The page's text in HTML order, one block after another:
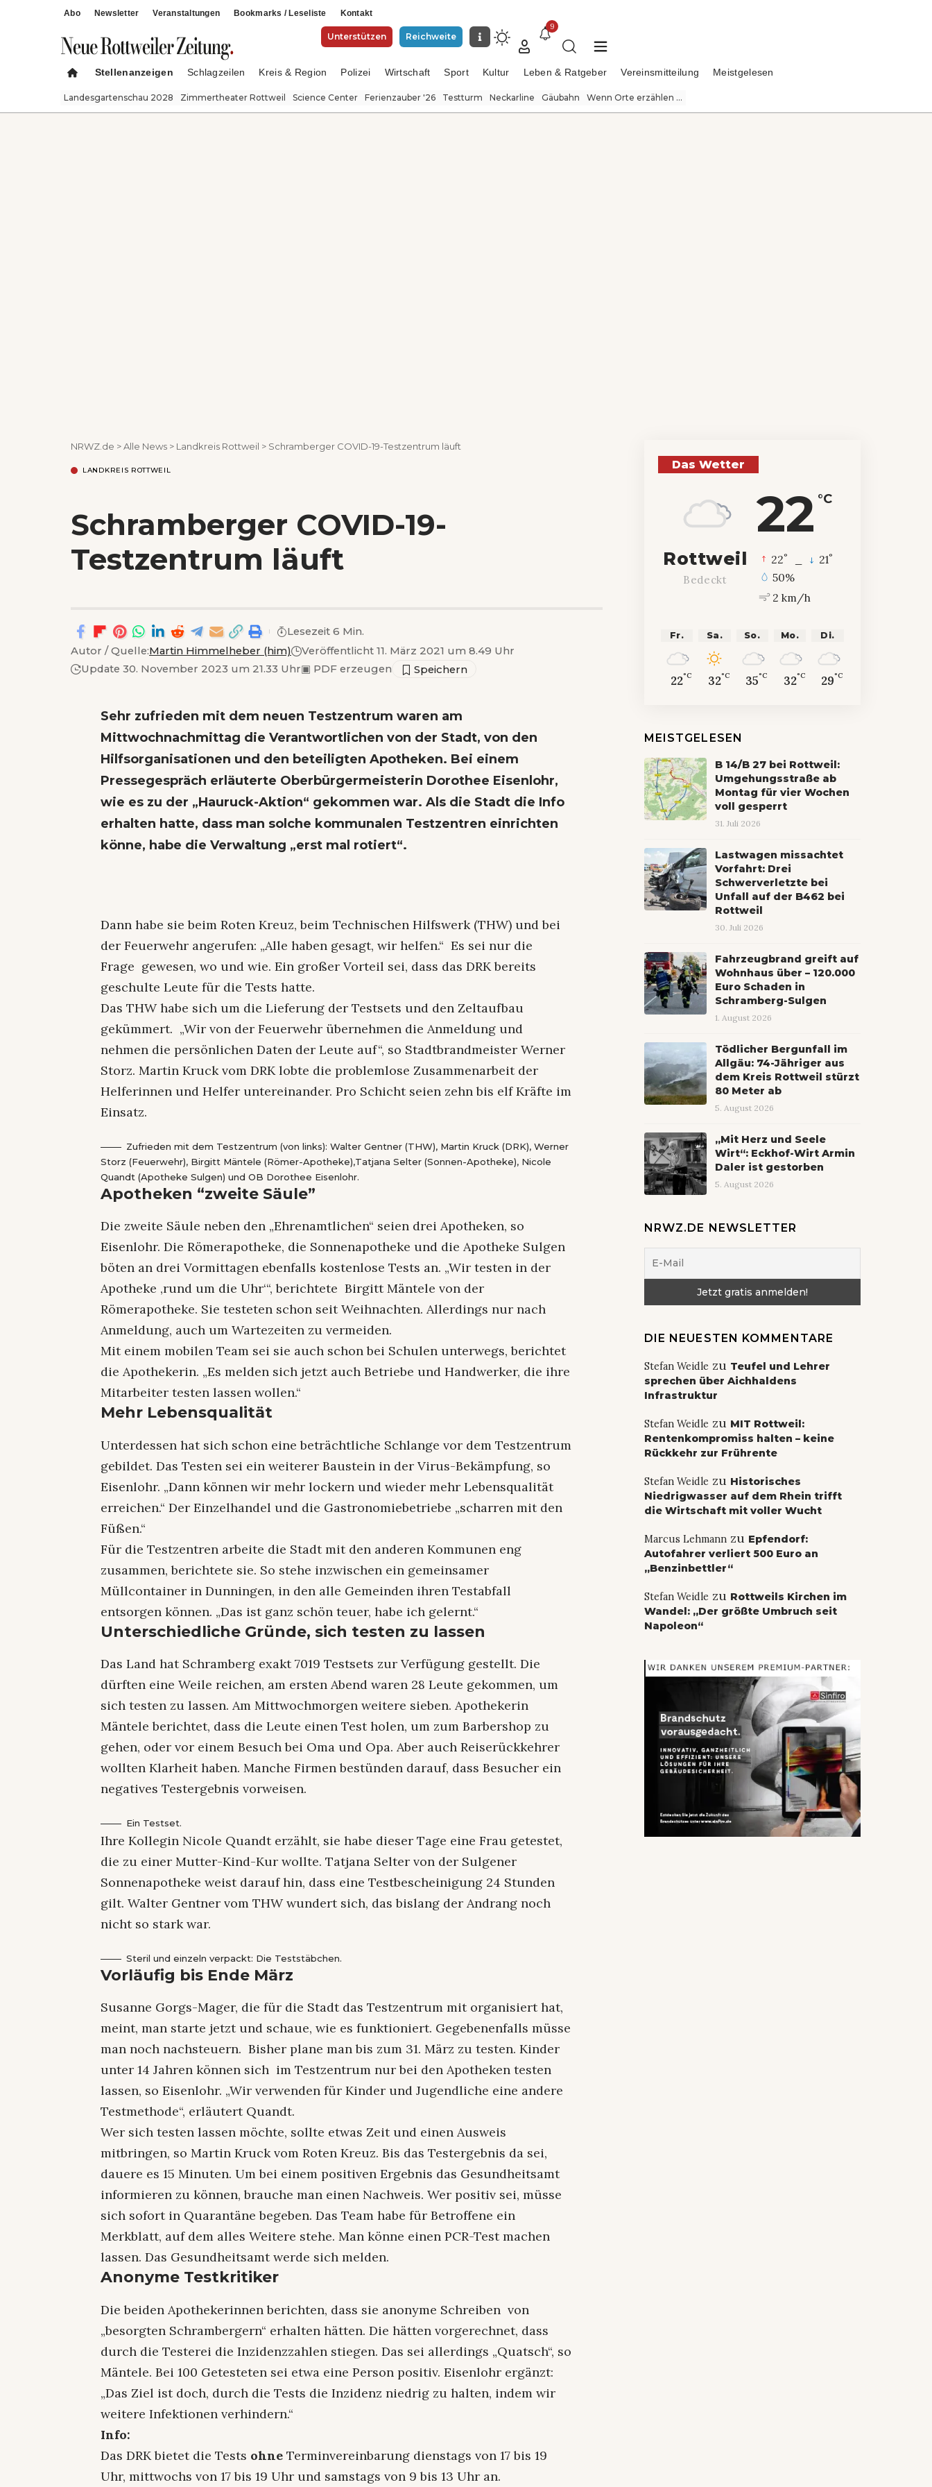
Abo Newsletter Veranstaltungen Bookmarks / Leseliste Kontakt
Unterstützen Reichweite
9
Stellenanzeigen Schlagzeilen Kreis & Region Polizei Wirtschaft Sport Kultur Leben & Ratgeber Vereinsmitteilung Meistgelesen
Landesgartenschau 2028 Zimmertheater Rottweil Science Center Ferienzauber '26 Testturm Neckarline Gäubahn Wenn Orte erzählen ...
NRWZ.de >Alle News > Landkreis Rottweil > Schramberger COVID-19-Testzentrum läuft
LANDKREIS ROTTWEIL
Schramberger COVID-19-
Testzentrum läuft
Autor / Quelle:Martin Himmelheber (him)
Veröffentlicht 11. März 2021 um 8.49 Uhr
Update 30. November 2023 um 21.33 Uhr▣ PDF erzeugen
Lesezeit 6 Min.
Sehr zufrieden mit dem neuen Testzentrum waren am
Mittwochnachmittag die Verantwortlichen von der Stadt, von den
Hilfsorganisationen und den beteiligten Apotheken. Bei einem
Pressegespräch erläuterte Oberbürgermeisterin Dorothee Eisenlohr,
wie es zu der „Hauruck-Aktion“ gekommen war. Als die Stadt die Info
erhalten hatte, dass man solche kommunalen Testzentren einrichten
könne, habe die Verwaltung „erst mal rotiert“.
Dann habe sie beim Roten Kreuz, beim Technischen Hilfswerk (THW) und bei
der Feuerwehr angerufen: „Alle haben gesagt, wir helfen.“ Es sei nur die
Frage gewesen, wo und wie. Ein großer Vorteil sei, dass das DRK bereits
geschulte Leute für die Tests hatte.
Das THW habe sich um die Lieferung der Testsets und den Zeltaufbau
gekümmert. „Wir von der Feuerwehr übernehmen die Anmeldung und
nehmen die persönlichen Daten der Leute auf“, so Stadtbrandmeister Werner
Storz. Martin Kruck vom DRK lobte die problemlose Zusammenarbeit der
Helferinnen und Helfer untereinander. Pro Schicht seien zehn bis elf Kräfte im
Einsatz.
Zufrieden mit dem Testzentrum (von links): Walter Gentner (THW), Martin Kruck (DRK), Werner
Storz (Feuerwehr), Birgitt Mäntele (Römer-Apotheke),Tatjana Selter (Sonnen-Apotheke), Nicole
Quandt (Apotheke Sulgen) und OB Dorothee Eisenlohr.
Apotheken “zweite Säule”
Die zweite Säule neben den „Ehrenamtlichen“ seien drei Apotheken, so
Eisenlohr. Die Römerapotheke, die Sonnenapotheke und die Apotheke Sulgen
böten an drei Vormittagen ebenfalls kostenlose Tests an. „Wir testen in der
Apotheke ‚rund um die Uhr‘“, berichtete Birgitt Mäntele von der
Römerapotheke. Sie testeten schon seit Weihnachten. Allerdings nur nach
Anmeldung, auch um Wartezeiten zu vermeiden.
Mit einem mobilen Team sei sie auch schon bei Schulen unterwegs, berichtet
die Apothekerin. „Es melden sich jetzt auch Betriebe und Handwerker, die ihre
Mitarbeiter testen lassen wollen.“
Mehr Lebensqualität
Unterdessen hat sich schon eine beträchtliche Schlange vor dem Testzentrum
gebildet. Das Testen sei ein weiterer Baustein in der Virus-Bekämpfung, so
Eisenlohr. „Dann können wir mehr lockern und wieder mehr Lebensqualität
erreichen.“ Der Einzelhandel und die Gastronomiebetriebe „scharren mit den
Füßen.“
Für die Testzentren arbeite die Stadt mit den anderen Kommunen eng
zusammen, berichtete sie. So stehe inzwischen ein gemeinsamer
Müllcontainer in Dunningen, in den alle Gemeinden ihren Testabfall
entsorgen können. „Das ist ganz schön teuer, habe ich gelernt.“
Unterschiedliche Gründe, sich testen zu lassen
Das Land hat Schramberg exakt 7019 Testsets zur Verfügung gestellt. Die
dürften eine Weile reichen, am ersten Abend waren 28 Leute gekommen, um
sich testen zu lassen. Am Mittwochmorgen weitere sieben. Apothekerin
Mäntele berichtet, dass die Leute einen Test holen, um zum Barbershop zu
gehen, oder vor einem Besuch bei Oma und Opa. Aber auch Reiserückkehrer
wollten Klarheit haben. Manche Firmen bestünden darauf, dass Besucher ein
negatives Testergebnis vorweisen.
Ein Testset.
Ihre Kollegin Nicole Quandt erzählt, sie habe dieser Tage eine Frau getestet,
die zu einer Mutter-Kind-Kur wollte. Tatjana Selter von der Sulgener
Sonnenapotheke weist darauf hin, dass eine Testbescheinigung 24 Stunden
gilt. Walter Gentner vom THW wundert sich, das bislang der Andrang noch
nicht so stark war.
Steril und einzeln verpackt: Die Teststäbchen.
Vorläufig bis Ende März
Susanne Gorgs-Mager, die für die Stadt das Testzentrum mit organisiert hat,
meint, man starte jetzt und schaue, wie es funktioniert. Gegebenenfalls müsse
man noch nachsteuern. Bisher plane man bis zum 31. März zu testen. Kinder
unter 14 Jahren können sich im Testzentrum nur bei den Apotheken testen
lassen, so Eisenlohr. „Wir verwenden für Kinder und Jugendliche eine andere
Testmethode“, erläutert Quandt.
Wer sich testen lassen möchte, sollte etwas Zeit und einen Ausweis
mitbringen, so Martin Kruck vom Roten Kreuz. Bis das Testergebnis da sei,
dauere es 15 Minuten. Um bei einem positiven Ergebnis das Gesundheitsamt
informieren zu können, brauche man einen Nachweis. Wer positiv sei, müsse
sich sofort in Quarantäne begeben. Das Team habe für Betroffene ein
Merkblatt, auf dem alles Weitere stehe. Man könne einen PCR-Test machen
lassen. Das Gesundheitsamt werde sich melden.
Anonyme Testkritiker
Die beiden Apothekerinnen berichten, dass sie anonyme Schreiben von
„besorgten Schrambergern“ erhalten hätten. Die hätten vorgerechnet, dass
durch die Testerei die Inzidenzzahlen stiegen. Das sei allerdings „Quatsch“, so
Mäntele. Bei 100 Getesteten sei etwa eine Person positiv. Eisenlohr ergänzt:
„Das Ziel ist doch, durch die Tests die Inzidenz niedrig zu halten, indem wir
weitere Infektionen verhindern.“
Info:
Das DRK bietet die Tests ohne Terminvereinbarung dienstags von 17 bis 19
Uhr, mittwochs von 17 bis 19 Uhr und samstags von 9 bis 13 Uhr an.
Das Wetter
22 °C
Rottweil
Bedeckt
22° 21°
50%
2 km/h
Fr.
22°C
Sa.
32°C
So.
35°C
Mo.
32°C
Di.
29°C
MEISTGELESEN
B 14/B 27 bei Rottweil:
Umgehungsstraße ab
Montag für vier Wochen
voll gesperrt
31. Juli 2026
Lastwagen missachtet
Vorfahrt: Drei
Schwerverletzte bei
Unfall auf der B462 bei
Rottweil
30. Juli 2026
Fahrzeugbrand greift auf
Wohnhaus über – 120.000
Euro Schaden in
Schramberg-Sulgen
1. August 2026
Tödlicher Bergunfall im
Allgäu: 74-Jähriger aus
dem Kreis Rottweil stürzt
80 Meter ab
5. August 2026
„Mit Herz und Seele
Wirt“: Eckhof-Wirt Armin
Daler ist gestorben
5. August 2026
NRWZ.DE NEWSLETTER
DIE NEUESTEN KOMMENTARE
Stefan Weidle zu Teufel und Lehrer
sprechen über Aichhaldens
Infrastruktur
Stefan Weidle zu MIT Rottweil:
Rentenkompromiss halten – keine
Rückkehr zur Frührente
Stefan Weidle zu Historisches
Niedrigwasser auf dem Rhein trifft
die Wirtschaft mit voller Wucht
Marcus Lehmannzu Epfendorf:
Autofahrer verliert 500 Euro an
„Benzinbettler“
Stefan Weidle zu Rottweils Kirchen im
Wandel: „Der größte Umbruch seit
Napoleon“